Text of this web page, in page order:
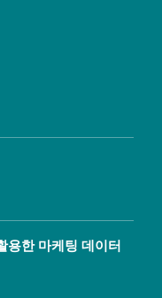
용한 마케팅 데이터